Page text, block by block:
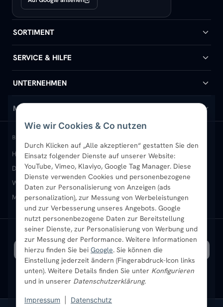
Wie wir Cookies & Co nutzen
Durch Klicken auf „Alle akzeptieren“ gestatten Sie den
Einsatz folgender Dienste auf unserer Website:
YouTube, Vimeo, Klaviyo, Google Tag Manager. Diese
Dienste verwenden Cookies und personenbezogene
Daten zur Personalisierung von Anzeigen (ads
personalization), zur Messung von Werbeleistungen
und zur Verbesserung unseres Angebots. Google
nutzt personenbezogene Daten zur Bereitstellung
seiner Dienste, zur Personalisierung von Werbung und
zur Messung der Performance. Weitere Informationen
hierzu finden Sie bei Google. Sie können die
Einstellung jederzeit ändern (Fingerabdruck-Icon links
unten). Weitere Details finden Sie unter Konfigurieren
und in unserer Datenschutzerklärung.
Impressum Datenschutz
SORTIMENT
Badheizkörper
Handtuchheizkörper
Design-Heizkörper
Paneelheizkörper
Vertikal-Heizkörper
Heizkörper-Zubehör
SERVICE & HILFE
Hilfe & Kontakt
Versand & Lieferung
Rückgabe & Widerruf
Garantie & Gewährleistung
Montageservice vor Ort
Sendung verfolgen
UNTERNEHMEN
Wir über uns
Standort & Abholung Jüchen
B2B-Kunden
Karriere
Ratgeber
Bestpreisgarantie
MEIN KONTO
Anmelden / Mein Konto
Merkliste
Newsletter
Aktuelle Angebote
BELIEBTE KATEGORIEN
Heizkörper kaufenBadheizkörperHandtuchheizkörper
Design-HeizkörperPaneelheizkörperVertikal-Heizkörper
Wandheizkörper Wohnraum-Heizkörper Badheizkörper Schwarz
Mischbetrieb-HeizkörperHeizkörper-ZubehörAktuelle Angebote
SICHERE ZAHLUNG VERSAND MIT